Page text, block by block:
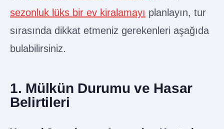
sezonluk lüks bir ev kiralamayı planlayın, tur
sırasında dikkat etmeniz gerekenleri aşağıda
bulabilirsiniz.
1. Mülkün Durumu ve Hasar
Belirtileri